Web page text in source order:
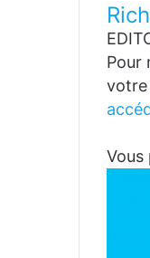
Pour
votre
Vous